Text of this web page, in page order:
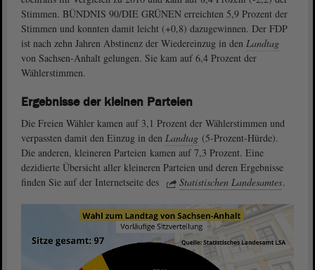
Stimmen. BÜNDNIS 90/DIE GRÜNEN erreichten 5,9 Prozent der
Stimmen und konnten damit leicht (+0,8) dazugewinnen. Der FDP
ist nach zehn Jahren Abstinenz der Wiedereinzug in den Landtag
von Sachsen-Anhalt gelungen. Sie kam auf 6,4 Prozent der
Wählerstimmen.
Ergebnisse der kleinen Parteien
Die Freien Wähler kamen auf 3,1 Prozent der Wählerstimmen und
verpassten damit den Einzug in den Landtag (5-Prozent-Hürde).
Die anderen, kleineren Parteien kamen auf 7,3 Prozent. Eine
dezidierte Übersicht aller kleineren Parteien und deren Ergebnisse
finden Sie auf der Internetseite des
Statistischen Landesamtes.